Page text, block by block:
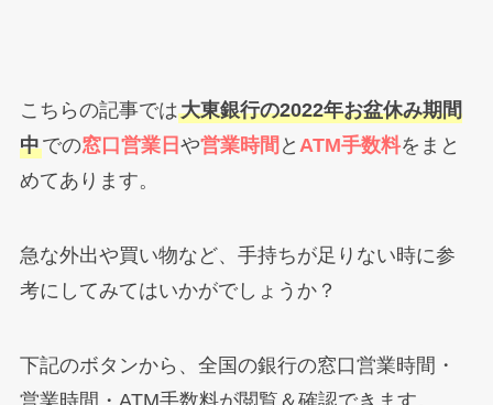
こちらの記事では大東銀行の2022年お盆休み期間
中での窓口営業日 や営業時間 と ATM手数料をまと
めてあります。
急な外出や買い物など、手持ちが足りない時に参
考にしてみてはいかがでしょうか？
下記のボタンから、全国の銀行の窓口営業時間・
営業時間・ATM手数料が閲覧＆確認できます。